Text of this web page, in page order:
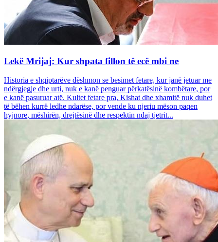
Lekë Mrijaj: Kur shpata fillon të ecë mbi ne
Historia e shqiptarëve dëshmon se besimet fetare, kur janë jetuar me
ndërgjegje dhe urti, nuk e kanë penguar përkatësinë kombëtare, por
e kanë pasuruar atë. Kultet fetare pra, Kishat dhe xhamitë nuk duhet
të bëhen kurrë ledhe ndarëse, por vende ku njeriu mëson paqen
hyjnore, mëshirën, drejtësinë dhe respektin ndaj tjetrit...